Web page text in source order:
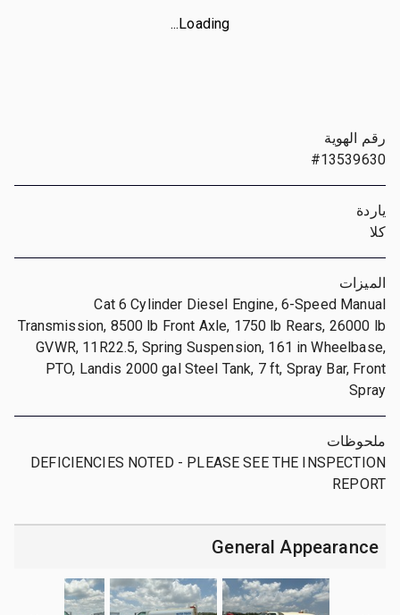
Loading...
رقم الهوية
#13539630
ياردة
كلا
الميزات
Cat 6 Cylinder Diesel Engine, 6-Speed Manual
Transmission, 8500 lb Front Axle, 1750 lb Rears, 26000 lb
GVWR, 11R22.5, Spring Suspension, 161 in Wheelbase,
PTO, Landis 2000 gal Steel Tank, 7 ft, Spray Bar, Front
Spray
ملحوظات
DEFICIENCIES NOTED - PLEASE SEE THE INSPECTION
REPORT
General Appearance